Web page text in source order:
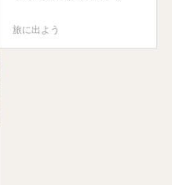
旅に出よう